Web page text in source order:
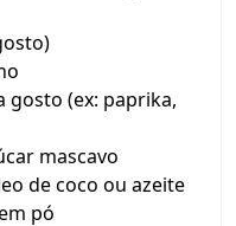
gosto (ex: paprika,
mascavo
de coco ou azeite
pó